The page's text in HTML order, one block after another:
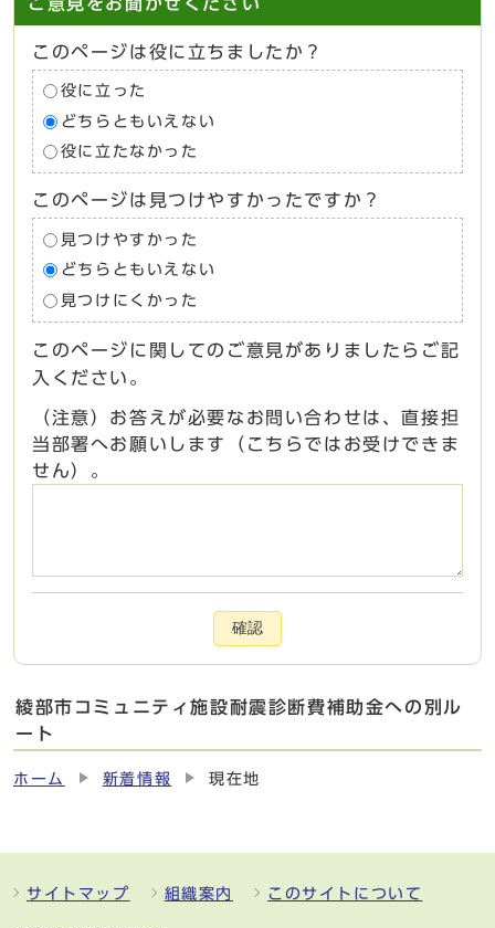
このページは役に立ちましたか？
役に立った
どちらともいえない
役に立たなかった
このページは見つけやすかったですか？
見つけやすかった
どちらともいえない
見つけにくかった
このページに関してのご意見がありましたらご記
入ください。
（注意）お答えが必要なお問い合わせは、直接担
当部署へお願いします（こちらではお受けできま
せん）。
確認
綾部市コミュニティ施設耐震診断費補助金への別ル
ート
ホーム 新着情報 現在地
サイトマップ 組織案内 このサイトについて